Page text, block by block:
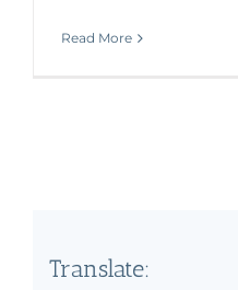
Read More
Translate: